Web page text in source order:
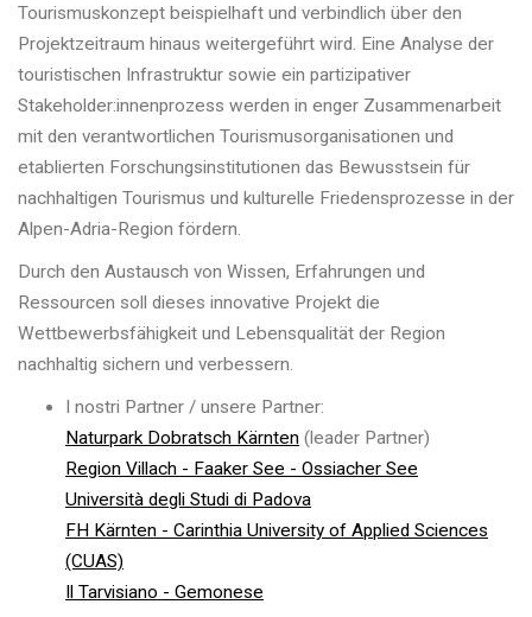
Tourismuskonzept beispielhaft und verbindlich über den
Projektzeitraum hinaus weitergeführt wird. Eine Analyse der
touristischen Infrastruktur sowie ein partizipativer
Stakeholder:innenprozess werden in enger Zusammenarbeit
mit den verantwortlichen Tourismusorganisationen und
etablierten Forschungsinstitutionen das Bewusstsein für
nachhaltigen Tourismus und kulturelle Friedensprozesse in der
Alpen-Adria-Region fördern.
Durch den Austausch von Wissen, Erfahrungen und
Ressourcen soll dieses innovative Projekt die
Wettbewerbsfähigkeit und Lebensqualität der Region
nachhaltig sichern und verbessern.
I nostri Partner / unsere Partner:
Naturpark Dobratsch Kärnten (leader Partner)
Region Villach - Faaker See - Ossiacher See
Università degli Studi di Padova
FH Kärnten - Carinthia University of Applied Sciences
(CUAS)
Il Tarvisiano - Gemonese